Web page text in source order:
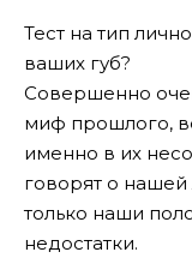
Тест на тип
ваших губ?
Совершенно
миф прошлого,
именно в их
говорят о
только наши
недостатки.